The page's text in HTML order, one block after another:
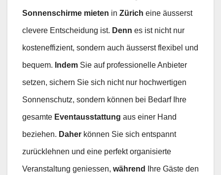
Sonnenschirme mieten in Zürich eine äusserst
clevere Entscheidung ist. Denn es ist nicht nur
kosteneffizient, sondern auch äusserst flexibel und
bequem. Indem Sie auf professionelle Anbieter
setzen, sichern Sie sich nicht nur hochwertigen
Sonnenschutz, sondern können bei Bedarf Ihre
gesamte Eventausstattung aus einer Hand
beziehen. Daher können Sie sich entspannt
zurücklehnen und eine perfekt organisierte
Veranstaltung geniessen, während Ihre Gäste den